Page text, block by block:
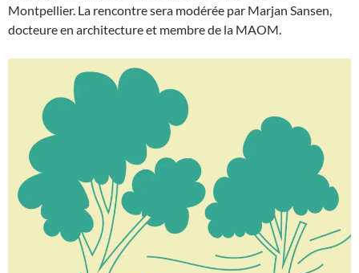
Montpellier. La rencontre sera modérée par Marjan Sansen,
docteure en architecture et membre de la MAOM.